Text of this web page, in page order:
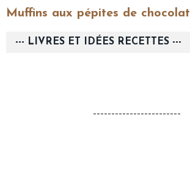
Muffins aux pépites de chocolat
--- LIVRES ET IDÉES RECETTES ---
------------------------